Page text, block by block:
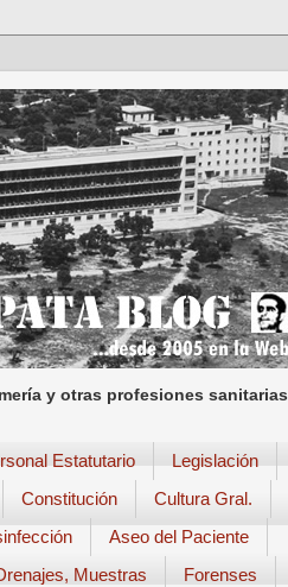
y otras profesiones sanitarias
Estatutario
Legislación
Constitución
Cultura Gral.
Aseo del Paciente
Muestras
Forenses